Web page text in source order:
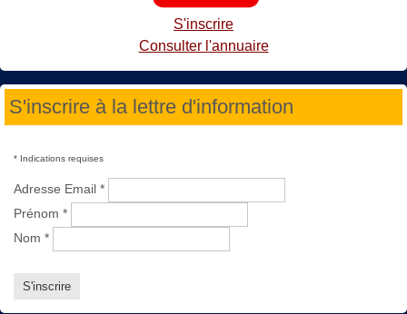
S'inscrire
Consulter l'annuaire
S'inscrire à la lettre d'information
* Indications requises
Adresse Email *
Prénom *
Nom *